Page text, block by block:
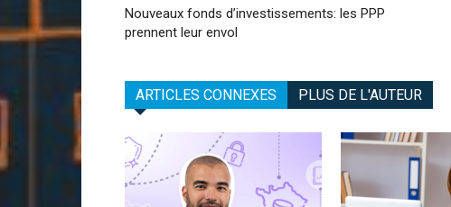
Nouveaux fonds d’investissements: les PPP
prennent leur envol
ARTICLES CONNEXES PLUS DE L'AUTEUR